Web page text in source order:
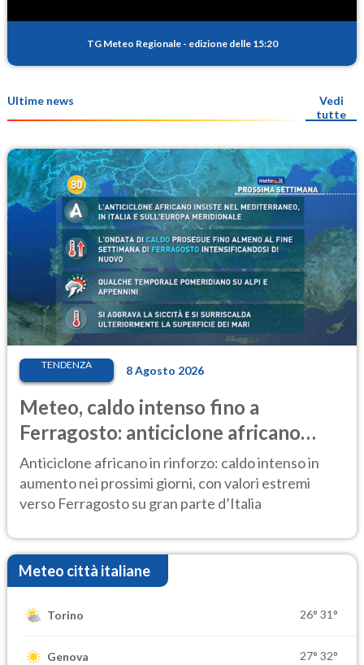
TG Meteo Regionale - edizione delle 15:20
Ultime news
Vedi
tutte
TENDENZA 8 Agosto 2026
Meteo, caldo intenso fino a
Ferragosto: anticiclone africano
ancora protagonista
Anticiclone africano in rinforzo: caldo intenso in
aumento nei prossimi giorni, con valori estremi
verso Ferragosto su gran parte d’Italia
Meteo città italiane
Torino 26° 31°
Genova 27° 32°